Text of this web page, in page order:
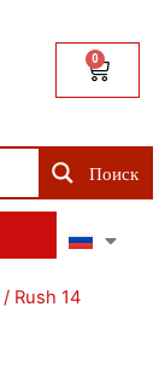
0
Поиск
/ Rush 14